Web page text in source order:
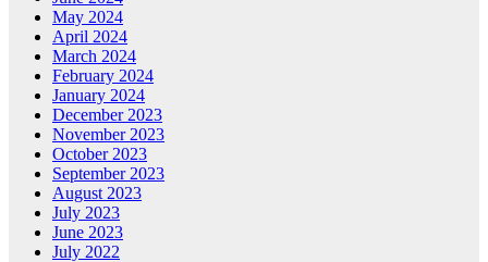
May 2024
April 2024
March 2024
February 2024
January 2024
December 2023
November 2023
October 2023
September 2023
August 2023
July 2023
June 2023
July 2022